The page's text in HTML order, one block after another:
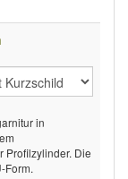
in
Profilzylinder. Die
Form.